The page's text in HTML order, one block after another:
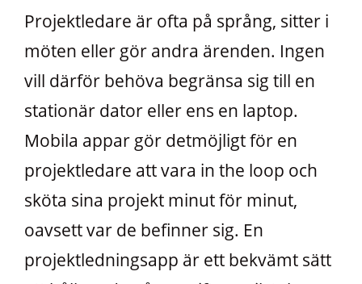
Projektledare är ofta på språng, sitter i
möten eller gör andra ärenden. Ingen
vill därför behöva begränsa sig till en
stationär dator eller ens en laptop.
Mobila appar gör detmöjligt för en
projektledare att vara in the loop och
sköta sina projekt minut för minut,
oavsett var de befinner sig. En
projektledningsapp är ett bekvämt sätt